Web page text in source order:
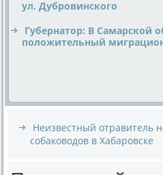
ул. Дубровинского
Губернатор: В Самарской
положительный
Неизвестный отравитель
собаководов в Хабаровске